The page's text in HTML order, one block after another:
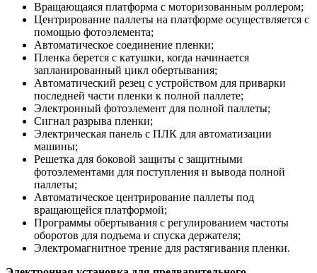
Вращающаяся платформа с моторизованным роллером;
Центрирование паллеты на платформе осуществляется с
помощью фотоэлемента;
Автоматическое соединение пленки;
Пленка берется с катушки, когда начинается
запланированный цикл обертывания;
Автоматический резец с устройством для приварки
последней части пленки к полной паллете;
Электронный фотоэлемент для полной паллеты;
Сигнал разрыва пленки;
Электрическая панель с ПЛК для автоматизации
машины;
Решетка для боковой защиты с защитными
фотоэлементами для поступления и вывода полной
паллеты;
Автоматическое центрирование паллеты под
вращающейся платформой;
Программы обертывания с регулированием частоты
оборотов для подъема и спуска держателя;
Электромагнитное трение для растягивания пленки.